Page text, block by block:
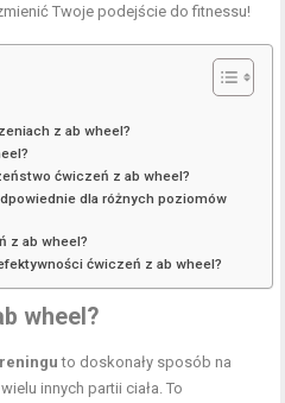
Twoje podejście do fitnessu!
z ab wheel?
ćwiczeń z ab wheel?
dla różnych poziomów
z ab wheel?
ćwiczeń z ab wheel?
wheel?
to doskonały sposób na
innych partii ciała. To